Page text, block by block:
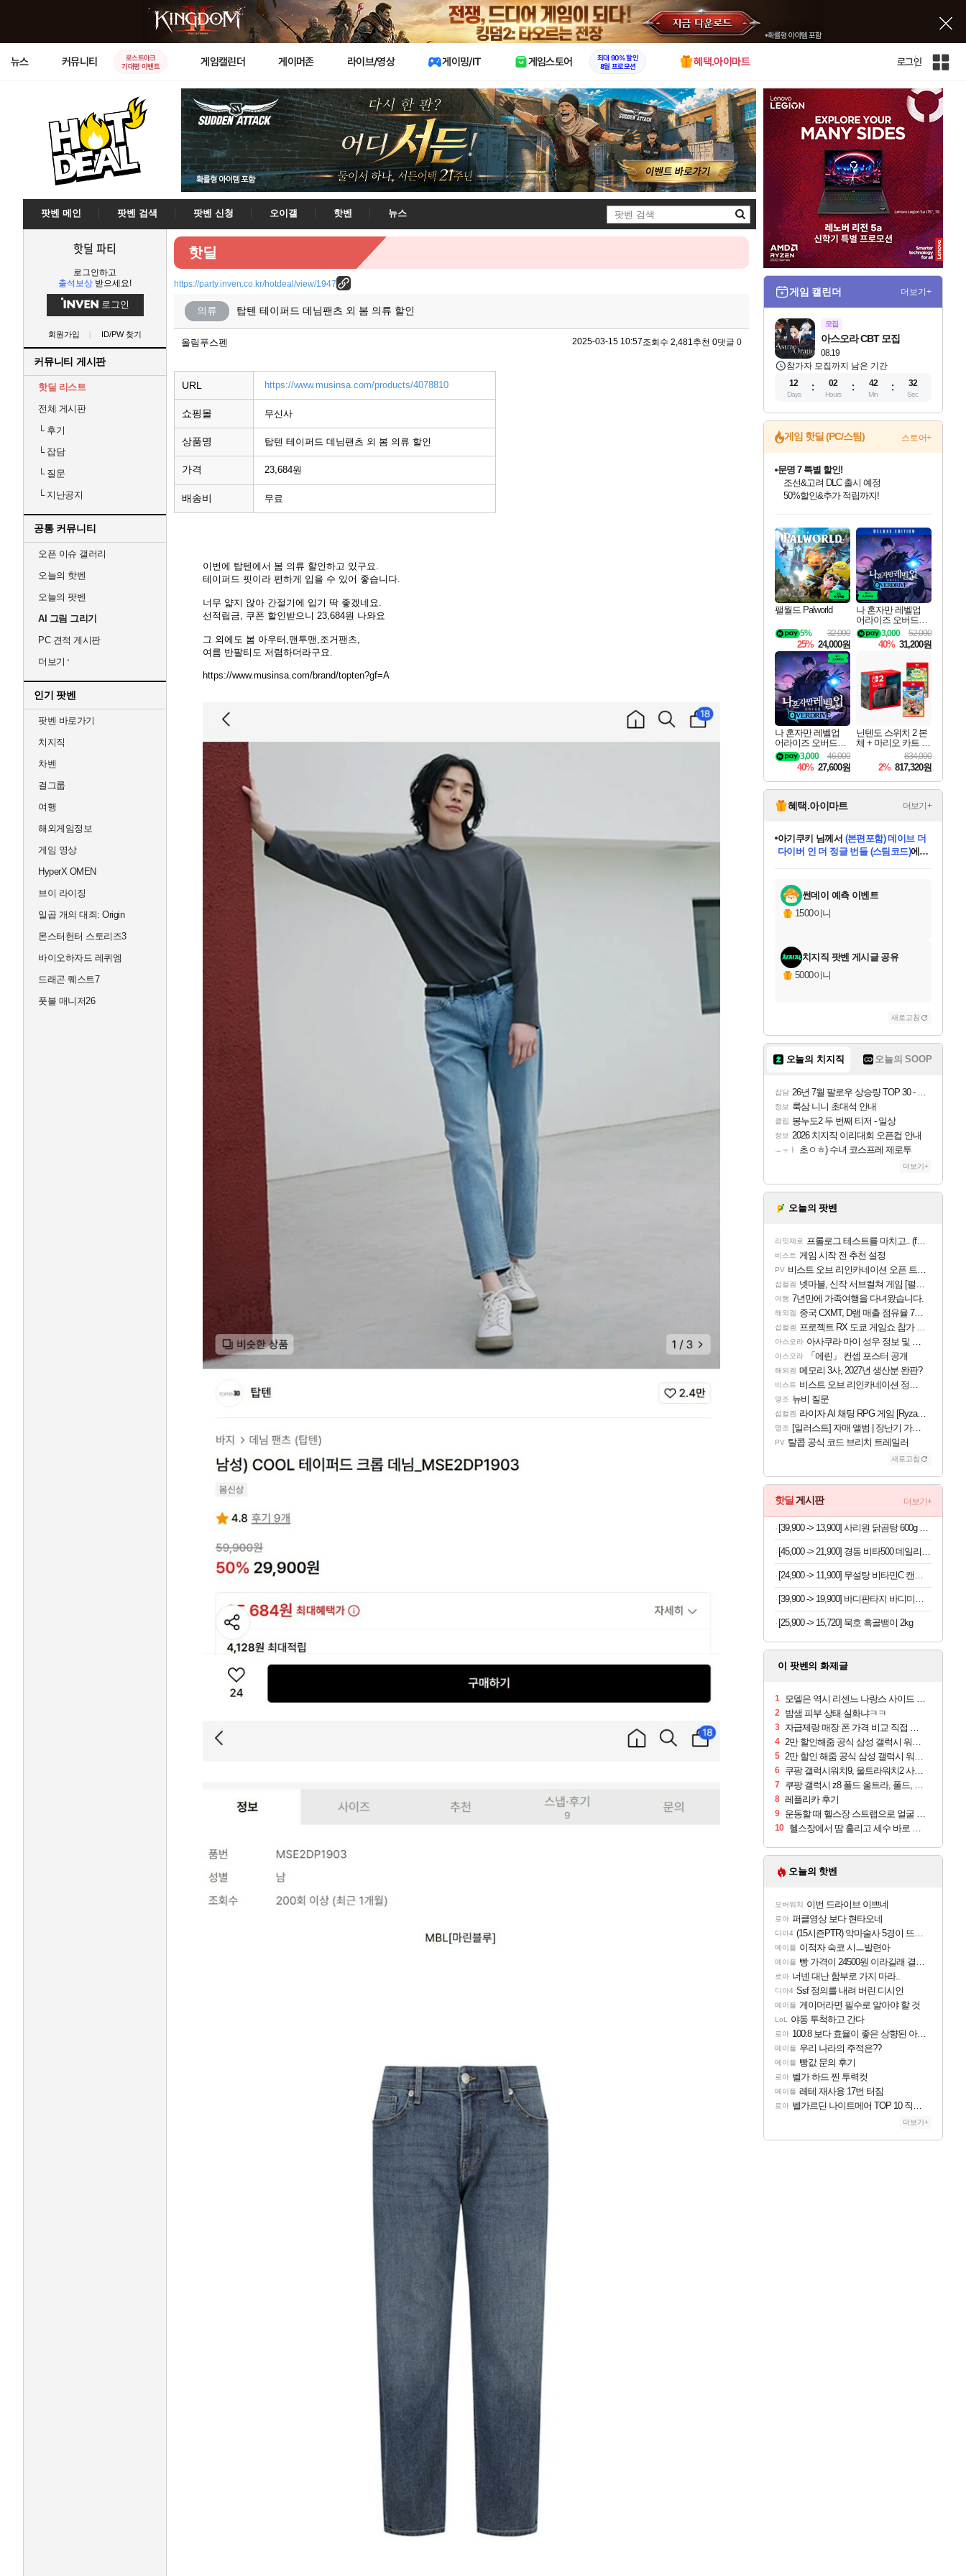
X
뉴스 커뮤니티
로스트아크
기대평 이벤트
게임캘린더 게이머존 라이브/영상 게이밍/IT 게임스토어
최대 90% 할인
8월 프로모션
혜택.아이마트 로그인
인
전
체
사
이
트
맵
팟벤 메인 팟벤 검색 팟벤 신청 오이갤 핫벤
뉴스
검
색
핫딜 파티
로그인하고
출석보상 받으세요!
로그인
회원가입 ID/PW 찾기
커뮤니티 게시판
핫딜 리스트
전체 게시판
└후기
└잡담
└질문
└지난공지
공통 커뮤니티
오픈 이슈 갤러리
오늘의 핫벤
오늘의 팟벤
AI 그림 그리기
PC 견적 게시판
더보기
인기 팟벤
팟벤 바로가기
치지직
차벤
걸그룹
여행
해외게임정보
게임 영상
HyperX OMEN
브이 라이징
일곱 개의 대죄: Origin
몬스터헌터 스토리즈3
바이오하자드 레퀴엠
드래곤 퀘스트7
풋볼 매니저26
핫딜
https://party.inven.co.kr/hotdeal/view/1947
의류 탑텐 테이퍼드 데님팬츠 외 봄 의류 할인
올림푸스펜 2025-03-15 10:57조회수 2,481추천 0댓글 0
URL https://www.musinsa.com/products/4078810
쇼핑몰 무신사
상품명 탑텐 테이퍼드 데님팬츠 외 봄 의류 할인
가격 23,684원
배송비 무료
이번에 탑텐에서 봄 의류 할인하고 있구요.
테이퍼드 핏이라 편하게 입을 수 있어 좋습니다.
너무 얇지 않아 간절기에 입기 딱 좋겠네요.
선적립금, 쿠폰 할인받으니 23,684원 나와요
그 외에도 봄 아우터,맨투맨,조거팬츠,
여름 반팔티도 저렴하더라구요.
https://www.musinsa.com/brand/topten?gf=A
게임 캘린더 더보기+
모집
08.19
아스오라 CBT 모집
참가자 모집까지 남은 기간
12
Days
02
Hours
42
Min
31
Sec
게임 핫딜 (PC/스팀) 스토어+
최대 90% 할인가를 만나보세요!
네이버혜택과 함께 만나보세요!
문명 7 특별 할인!
조선&고려 DLC 출시 예정
50%할인&추가 적립까지!
이니&베니 혜택까지!
네이버 혜택가와 함께 예약하세요!
할인&네이버혜택으로 만나보세요!
네이버페이 혜택과 만나보세요!
40주년 프로모션으로 만나보세요!
네이버 포인트 혜택까지!
할인가에 만나보세요!
일부 에디션 상시 할인!
혜택으로 예약 판매 중
편안하게 충전하세요
팰월드 Palworld
32,000
5%
25% 24,000원
나 혼자만 레벨업
어라이즈 오버드라
이브 디럭스 에디션
Solo Leveling Arise
Overdrive Deluxe Edi
52,000
3,000
40% 31,200원
나 혼자만 레벨업
어라이즈 오버드라
이브 Solo Leveling A
rise
46,000
3,000
40% 27,600원
닌텐도 스위치 2 본
체 + 마리오 카트 월
드 + 포켓몬 포코피
아 번들
834,000
2% 817,320원
혜택.아이마트 더보기+
당첨되셨습니다.
당첨되셨습니다.
eksxo님께서 디스코 엘리시움 최종판
(스팀코드) 에 당첨되셨습니다.
당첨되셨습니다.
당첨되셨습니다.
에디션 (스팀코드)를 교환.
당첨되셨습니다.
당첨되셨습니다.
당첨되셨습니다.
당첨되셨습니다.
썬데이 예측 이벤트
1500이니
치지직 팟벤 게시글 공유
5000이니
새로고침
오늘의 치지직 오늘의 SOOP
잡담 26년 7월 팔로우 상승량 TOP 30 - 월간 치지직
정보 룩삼 니니 초대석 안내
클립 봉누도2 두 번째 티저 - 일상
정보 2026 치지직 이리대회 오픈컵 안내
ㅗㅜㅑ 초ㅇㅎ) 수녀 코스프레 제로투
더보기+
오늘의 팟벤
리밋제로 프롤로그 테스트를 마치고.. (feat. 리아)
비스트 게임 시작 전 추천 설정
PV 비스트 오브 리인카네이션 오픈 트레일러
섭컬겜 넷마블, 신작 서브컬쳐 게임 [펄 인 블루] 티저 사이트 오픈
여행 7년만에 가족여행을 다녀왔습니다.
해외겜 중국 CXMT, D램 매출 점유율 7%…글로벌 4위로 부상
섭컬겜 프로젝트 RX 도쿄 게임쇼 참가 결정
아스오라 아사쿠라 마이 성우 정보 및 주요 필모
아스오라 「에린」 컨셉 포스터 공개
해외겜 메모리 3사, 2027년 생산분 완판?
비스트 비스트 오브 리인카네이션 정보/공략글 모음
명조 뉴비 질문
섭컬겜 라이자 AI 채팅 RPG 게임 [RyzaChat: AI] 공개
명조 [일러스트] 자매 앨범 | 장난기 가득한 오후의 공원 (리메이크판)
PV 탈콥 공식 코드 브리치 트레일러
새로고침
핫딜 게시판 더보기+
[39,900 -> 13,900] 사리원 닭곰탕 600g x 4팩
[45,000 -> 21,900] 경동 비타500 데일리스틱 180포
[24,900 -> 11,900] 무설탕 비타민C 캔디 12가지맛 1kg
[39,900 -> 19,900] 바디판타지 바디미스트 4개
[25,900 -> 15,720] 묵호 흑골뱅이 2kg
이 팟벤의 화제글
1 모델은 역시 리센느 나랑스 사이드 1.25L 1박스
2 밤샘 피부 상태 실화냐ㅋㅋ
3 자급제랑 매장 폰 가격 비교 직접 안가도 되네요
4 2만 할인해줌 공식 삼성 갤럭시 워치9 크림, 40mm, 블루투스
5 2만 할인 해줌 공식 삼성 갤럭시 워치9 실버, 44mm, 블루투스
6 쿠팡 갤럭시워치9, 울트라워치2 사전구매 혜택 받아보세요
7 쿠팡 갤럭시 z8 폴드 울트라, 폴드, 플립 사전예약
8 레플리카 후기
9 운동할 때 헬스장 스트랩으로 얼굴 만졌다가 볼 뒤집어짐
10 헬스장에서 땀 흘리고 세수 바로 안 하면 트러블 나냐?
오늘의 핫벤
오버워치 이번 드라이브 이쁘네
로아 퍼클영상 보다 현타오네
디아4 (15시즌PTR) 악마술사 5경이 뜨네요
메이플 이적자 숙코 시ㅡ발련아
메이플 빵 가격이 24500원 이라길래 결제 취소하고 나왔다
로아 너넨 대난 함부로 가지 마라..
디아4 Ssf 정의를 내려 버린 디시인
메이플 게이머라면 필수로 알아야 할 것
LoL 야동 투척하고 간다
로아 100:8 보다 효율이 좋은 상향된 아제나 ㄷㄷ
메이플 우리 나라의 주적은??
메이플 빵값 문의 후기
로아 벨가 하드 찐 투력컷
메이플 레테 재사용 17번 터짐
로아 벨가르딘 나이트메어 TOP 10 직업별 분포
더보기+